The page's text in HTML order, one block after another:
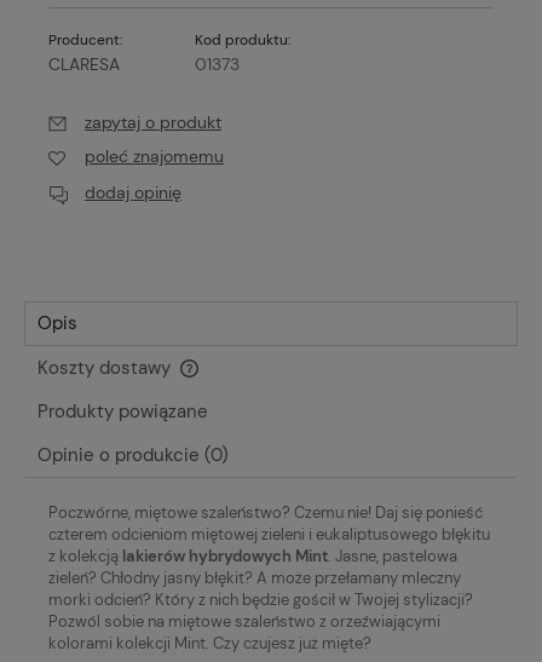
Producent:
CLARESA
Kod produktu:
01373
zapytaj o produkt
poleć znajomemu
dodaj opinię
Opis
Koszty dostawy
Cena nie zawiera ewentualnych kosztów płatności
Produkty powiązane
Opinie o produkcie (0)
Poczwórne, miętowe szaleństwo? Czemu nie! Daj się ponieść
czterem odcieniom miętowej zieleni i eukaliptusowego błękitu
z kolekcją lakierów hybrydowych Mint. Jasne, pastelowa
zieleń? Chłodny jasny błękit? A może przełamany mleczny
morki odcień? Który z nich będzie gościł w Twojej stylizacji?
Pozwól sobie na miętowe szaleństwo z orzeźwiającymi
kolorami kolekcji Mint. Czy czujesz już mięte?